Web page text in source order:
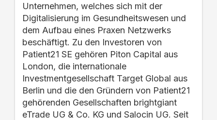
Unternehmen, welches sich mit der
Digitalisierung im Gesundheitswesen und
dem Aufbau eines Praxen Netzwerks
beschäftigt. Zu den Investoren von
Patient21 SE gehören Piton Capital aus
London, die internationale
Investmentgesellschaft Target Global aus
Berlin und die den Gründern von Patient21
gehörenden Gesellschaften brightgiant
eTrade UG & Co. KG und Salocin UG. Seit